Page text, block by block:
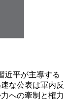
近平が主導する
な公表は軍内反
への牽制と権力